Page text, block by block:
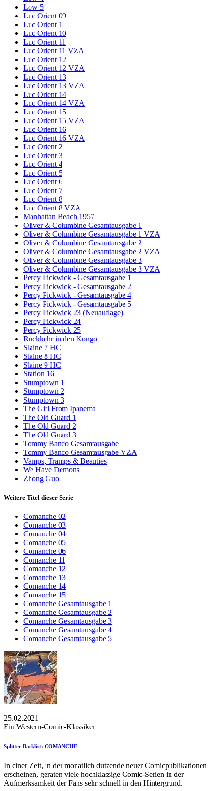
Low 5
Luc Orient 09
Luc Orient 1
Luc Orient 10
Luc Orient 11
Luc Orient 11 VZA
Luc Orient 12
Luc Orient 12 VZA
Luc Orient 13
Luc Orient 13 VZA
Luc Orient 14
Luc Orient 14 VZA
Luc Orient 15
Luc Orient 15 VZA
Luc Orient 16
Luc Orient 16 VZA
Luc Orient 2
Luc Orient 3
Luc Orient 4
Luc Orient 5
Luc Orient 6
Luc Orient 7
Luc Orient 8
Luc Orient 8 VZA
Manhattan Beach 1957
Oliver & Columbine Gesamtausgabe 1
Oliver & Columbine Gesamtausgabe 1 VZA
Oliver & Columbine Gesamtausgabe 2
Oliver & Columbine Gesamtausgabe 2 VZA
Oliver & Columbine Gesamtausgabe 3
Oliver & Columbine Gesamtausgabe 3 VZA
Percy Pickwick - Gesamtausgabe 1
Percy Pickwick - Gesamtausgabe 2
Percy Pickwick - Gesamtausgabe 4
Percy Pickwick - Gesamtausgabe 5
Percy Pickwick 23 (Neuauflage)
Percy Pickwick 24
Percy Pickwick 25
Rückkehr in den Kongo
Slaine 7 HC
Slaine 8 HC
Slaine 9 HC
Station 16
Stumptown 1
Stumptown 2
Stumptown 3
The Girl From Ipanema
The Old Guard 1
The Old Guard 2
The Old Guard 3
Tommy Banco Gesamtausgabe
Tommy Banco Gesamtausgabe VZA
Vamps, Tramps & Beauties
We Have Demons
Zhong Guo
Weitere Titel dieser Serie
Comanche 02
Comanche 03
Comanche 04
Comanche 05
Comanche 06
Comanche 11
Comanche 12
Comanche 13
Comanche 14
Comanche 15
Comanche Gesamtausgabe 1
Comanche Gesamtausgabe 2
Comanche Gesamtausgabe 3
Comanche Gesamtausgabe 4
Comanche Gesamtausgabe 5
25.02.2021
Ein Western-Comic-Klassiker
Splitter Backlist: COMANCHE
In einer Zeit, in der monatlich dutzende neuer Comicpublikationen
erscheinen, geraten viele hochklassige Comic-Serien in der
Aufmerksamkeit der Fans sehr schnell in den Hintergrund.